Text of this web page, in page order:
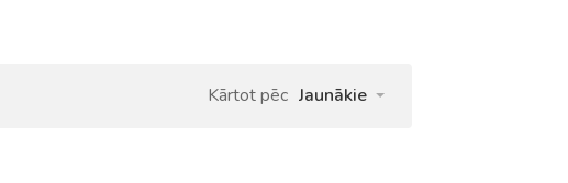
Kārtot pēc Jaunākie